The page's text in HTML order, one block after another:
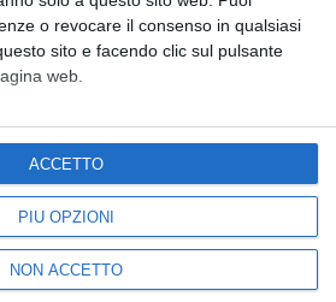
o revocare il consenso in qualsiasi
sito e facendo clic sul pulsante
web.
PIÙ OPZIONI
NON ACCETTO
ACCETTO